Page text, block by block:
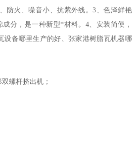
防火、噪音小、抗紫外线。3、色泽鲜艳
分，是一种新型*材料。4、安装简便，
设备哪里生产的好、张家港树脂瓦机器哪
双螺杆挤出机；